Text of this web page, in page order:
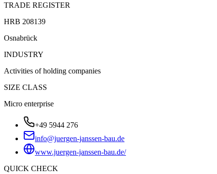
TRADE REGISTER
HRB 208139
Osnabrück
INDUSTRY
Activities of holding companies
SIZE CLASS
Micro enterprise
+49 5944 276
info@juergen-janssen-bau.de
www.juergen-janssen-bau.de/
QUICK CHECK